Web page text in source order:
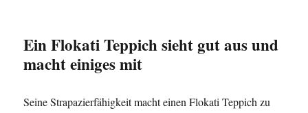
Ein Flokati Teppich sieht gut aus und
macht einiges mit
Seine Strapazierfähigkeit macht einen Flokati Teppich zu